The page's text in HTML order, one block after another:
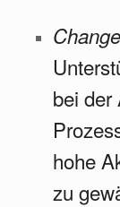
bei der
hohe
zu